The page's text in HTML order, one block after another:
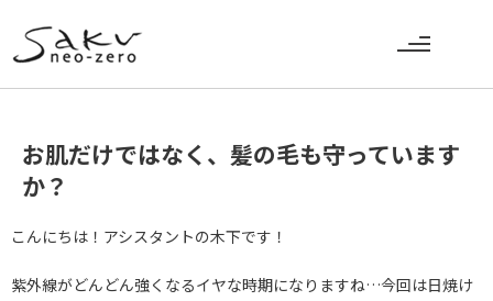
お肌だけではなく、髪の毛も守っています
か？
こんにちは！アシスタントの木下です！
紫外線がどんどん強くなるイヤな時期になりますね…今回は日焼け